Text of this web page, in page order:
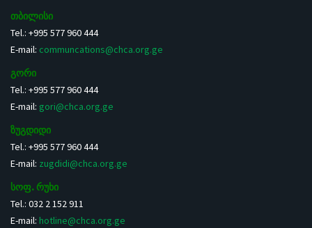
თბილისი
Tel.: +995 577 960 444
E-mail: communcations@chca.org.ge
გორი
Tel.: +995 577 960 444
E-mail: gori@chca.org.ge
ზუგდიდი
Tel.: +995 577 960 444
E-mail: zugdidi@chca.org.ge
სოფ. რუხი
Tel.: 032 2 152 911
E-mail: hotline@chca.org.ge